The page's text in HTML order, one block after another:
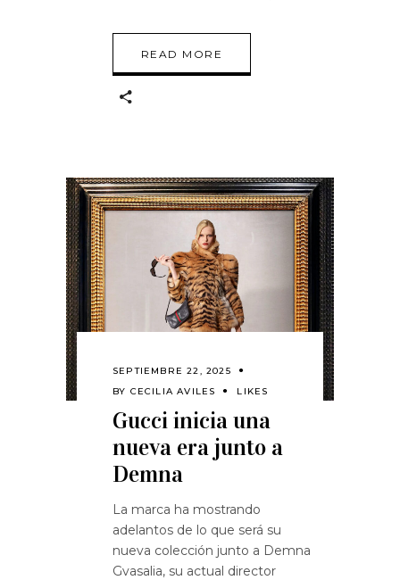
READ MORE
SEPTIEMBRE 22, 2025
BY CECILIA AVILES LIKES
Gucci inicia una
nueva era junto a
Demna
La marca ha mostrando
adelantos de lo que será su
nueva colección junto a Demna
Gvasalia, su actual director